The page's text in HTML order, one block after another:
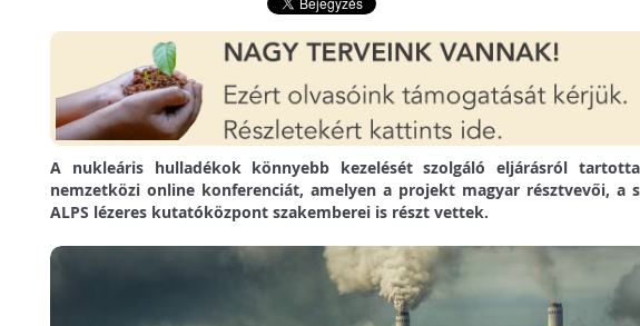
A nukleáris hulladékok könnyebb kezelését szolgáló eljárásról
nemzetközi online konferenciát, amelyen a projekt magyar résztvevői, a
ALPS lézeres kutatóközpont szakemberei is részt vettek.